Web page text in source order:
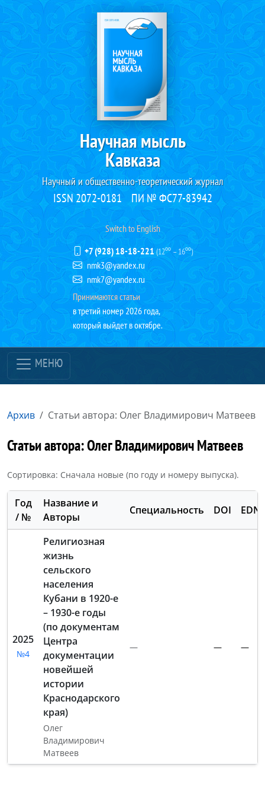
Научная мысль
Кавказа
Научный и общественно-теоретический журнал
ISSN 2072-0181 ПИ № ФС77-83942
Switch to English
+7 (928) 18-18-221(12⁰⁰ – 16⁰⁰)
nmk3@yandex.ru
nmk7@yandex.ru
Принимаются статьи
в третий номер 2026 года,
который выйдет в октябре.
МЕНЮ
Архив Статьи автора: Олег Владимирович Матвеев
Статьи автора: Олег Владимирович Матвеев
Сортировка: Сначала новые (по году и номеру выпуска).
Год
/ №
Название и
Авторы
Специальность DOI EDN
2025
№4
Религиозная
жизнь
сельского
населения
Кубани в 1920-е
– 1930-е годы
(по документам
Центра
документации
новейшей
истории
Краснодарского
края)
Олег
Владимирович
Матвеев
— — —